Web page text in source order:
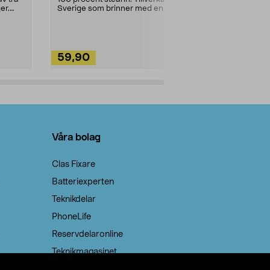
Sverige som brinner med en
59,90
Våra bolag
Clas Fixare
Batteriexperten
Teknikdelar
PhoneLife
Reservdelaronline
Teknikmagasinet